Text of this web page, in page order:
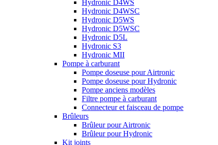
Hydronic D4WS
Hydronic D4WSC
Hydronic D5WS
Hydronic D5WSC
Hydronic D5L
Hydronic S3
Hydronic MII
Pompe à carburant
Pompe doseuse pour Airtronic
Pompe doseuse pour Hydronic
Pompe anciens modèles
Filtre pompe à carburant
Connecteur et faisceau de pompe
Brûleurs
Brûleur pour Airtronic
Brûleur pour Hydronic
Kit joints